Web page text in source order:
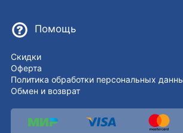
Помощь
Скидки
Оферта
Политика обработки персональных
Обмен и возврат